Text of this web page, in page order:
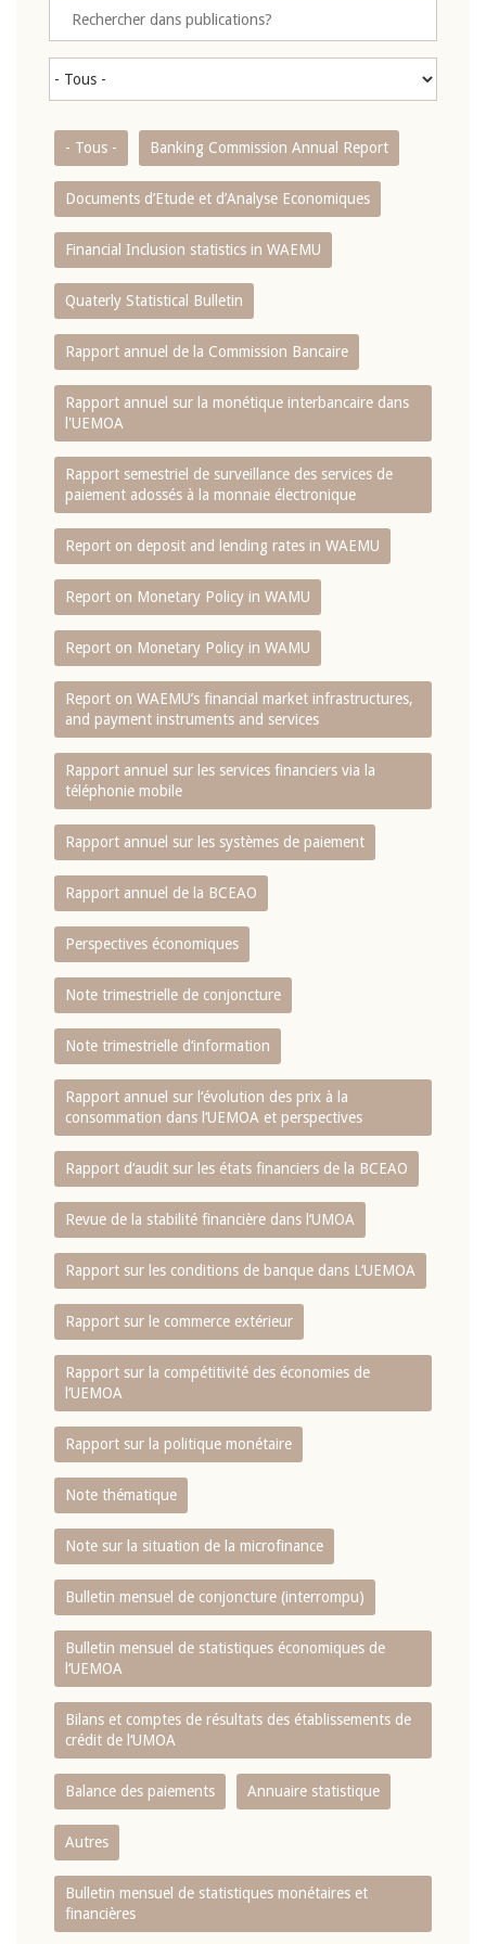
- Tous - Banking Commission Annual Report
Documents d’Etude et d’Analyse Economiques
Financial Inclusion statistics in WAEMU
Quaterly Statistical Bulletin
Rapport annuel de la Commission Bancaire
Rapport annuel sur la monétique interbancaire dans
l'UEMOA
Rapport semestriel de surveillance des services de
paiement adossés à la monnaie électronique
Report on deposit and lending rates in WAEMU
Report on Monetary Policy in WAMU
Report on Monetary Policy in WAMU
Report on WAEMU’s financial market infrastructures,
and payment instruments and services
Rapport annuel sur les services financiers via la
téléphonie mobile
Rapport annuel sur les systèmes de paiement
Rapport annuel de la BCEAO
Perspectives économiques
Note trimestrielle de conjoncture
Note trimestrielle d‘information
Rapport annuel sur l‘évolution des prix à la
consommation dans l‘UEMOA et perspectives
Rapport d‘audit sur les états financiers de la BCEAO
Revue de la stabilité financière dans l‘UMOA
Rapport sur les conditions de banque dans L‘UEMOA
Rapport sur le commerce extérieur
Rapport sur la compétitivité des économies de
l‘UEMOA
Rapport sur la politique monétaire
Note thématique
Note sur la situation de la microfinance
Bulletin mensuel de conjoncture (interrompu)
Bulletin mensuel de statistiques économiques de
l‘UEMOA
Bilans et comptes de résultats des établissements de
crédit de l‘UMOA
Balance des paiements Annuaire statistique
Autres
Bulletin mensuel de statistiques monétaires et
financières